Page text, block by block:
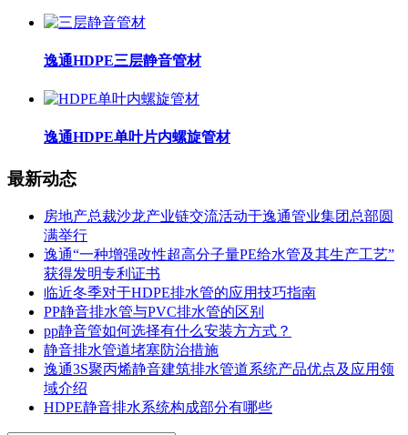
逸通HDPE三层静音管材
逸通HDPE单叶片内螺旋管材
最新动态
房地产总裁沙龙产业链交流活动于逸通管业集团总部圆
满举行
逸通“一种增强改性超高分子量PE给水管及其生产工艺”
获得发明专利证书
临近冬季对于HDPE排水管的应用技巧指南
PP静音排水管与PVC排水管的区别
pp静音管如何选择有什么安装方方式？
静音排水管道堵塞防治措施
逸通3S聚丙烯静音建筑排水管道系统产品优点及应用领
域介绍
HDPE静音排水系统构成部分有哪些